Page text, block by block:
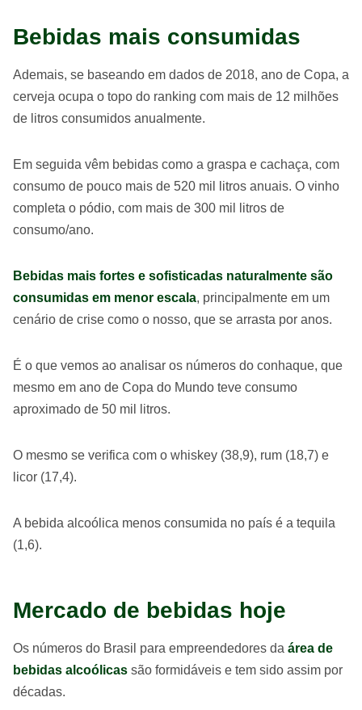
Bebidas mais consumidas
Ademais, se baseando em dados de 2018, ano de Copa, a
cerveja ocupa o topo do ranking com mais de 12 milhões
de litros consumidos anualmente.
Em seguida vêm bebidas como a graspa e cachaça, com
consumo de pouco mais de 520 mil litros anuais. O vinho
completa o pódio, com mais de 300 mil litros de
consumo/ano.
Bebidas mais fortes e sofisticadas naturalmente são
consumidas em menor escala, principalmente em um
cenário de crise como o nosso, que se arrasta por anos.
É o que vemos ao analisar os números do conhaque, que
mesmo em ano de Copa do Mundo teve consumo
aproximado de 50 mil litros.
O mesmo se verifica com o whiskey (38,9), rum (18,7) e
licor (17,4).
A bebida alcoólica menos consumida no país é a tequila
(1,6).
Mercado de bebidas hoje
Os números do Brasil para empreendedores da área de
bebidas alcoólicas são formidáveis e tem sido assim por
décadas.